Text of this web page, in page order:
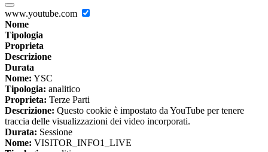
www.youtube.com
Nome
Tipologia
Proprieta
Descrizione
Durata
Nome: YSC
Tipologia: analitico
Proprieta: Terze Parti
Descrizione: Questo cookie è impostato da YouTube per tenere
traccia delle visualizzazioni dei video incorporati.
Durata: Sessione
Nome: VISITOR_INFO1_LIVE